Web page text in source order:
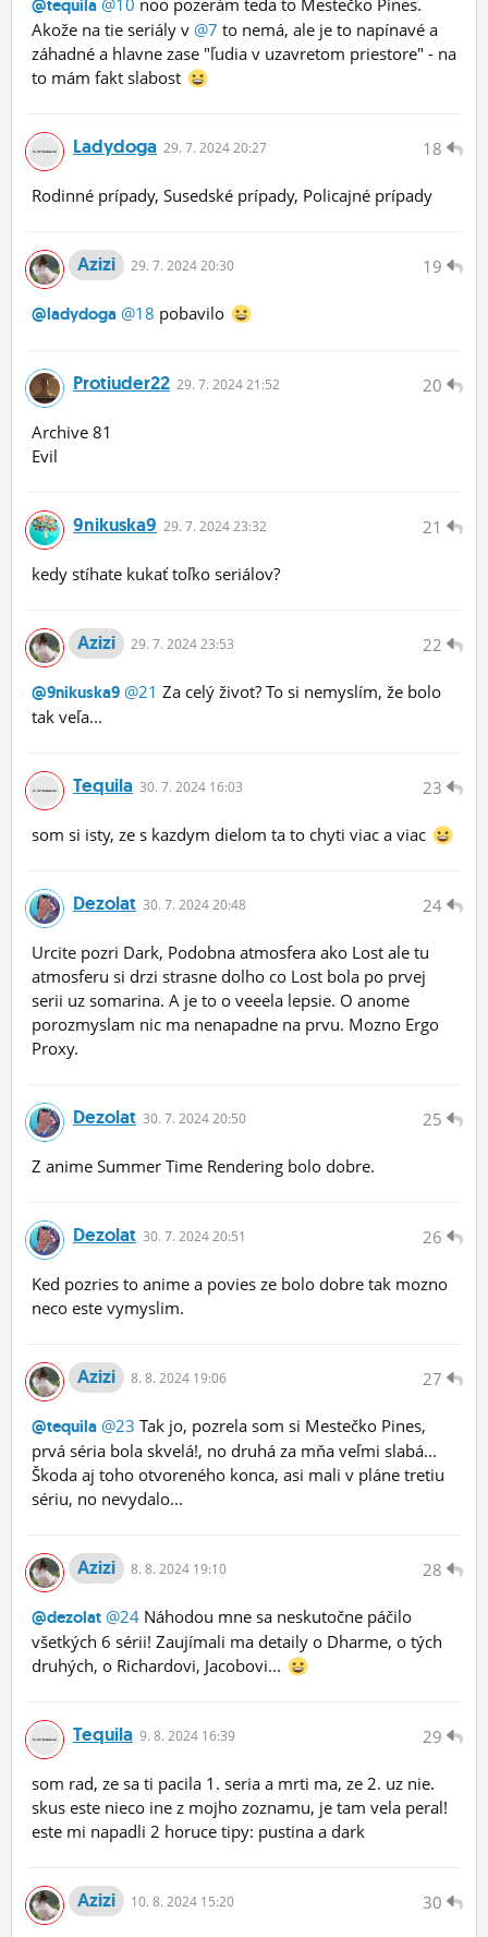
@tequila @10 noo pozerám teda to Mestečko Pines.
Akože na tie seriály v @7 to nemá, ale je to napínavé a
záhadné a hlavne zase "ľudia v uzavretom priestore" - na
to mám fakt slabost
18
Ladydoga 29. 7. 2024 20:27
Rodinné prípady, Susedské prípady, Policajné prípady
19
Azizi 29. 7. 2024 20:30
@ladydoga @18 pobavilo
20
Protiuder22 29. 7. 2024 21:52
Archive 81
Evil
21
9nikuska9 29. 7. 2024 23:32
kedy stíhate kukať toľko seriálov?
22
Azizi 29. 7. 2024 23:53
@9nikuska9 @21 Za celý život? To si nemyslím, že bolo
tak veľa...
23
Tequila 30. 7. 2024 16:03
som si isty, ze s kazdym dielom ta to chyti viac a viac
24
Dezolat 30. 7. 2024 20:48
Urcite pozri Dark, Podobna atmosfera ako Lost ale tu
atmosferu si drzi strasne dolho co Lost bola po prvej
serii uz somarina. A je to o veeela lepsie. O anome
porozmyslam nic ma nenapadne na prvu. Mozno Ergo
Proxy.
25
Dezolat 30. 7. 2024 20:50
Z anime Summer Time Rendering bolo dobre.
26
Dezolat 30. 7. 2024 20:51
Ked pozries to anime a povies ze bolo dobre tak mozno
neco este vymyslim.
27
Azizi 8. 8. 2024 19:06
@tequila @23 Tak jo, pozrela som si Mestečko Pines,
prvá séria bola skvelá!, no druhá za mňa veľmi slabá...
Škoda aj toho otvoreného konca, asi mali v pláne tretiu
sériu, no nevydalo...
28
Azizi 8. 8. 2024 19:10
@dezolat @24 Náhodou mne sa neskutočne páčilo
všetkých 6 sérii! Zaujímali ma detaily o Dharme, o tých
druhých, o Richardovi, Jacobovi...
29
Tequila 9. 8. 2024 16:39
som rad, ze sa ti pacila 1. seria a mrti ma, ze 2. uz nie.
skus este nieco ine z mojho zoznamu, je tam vela peral!
este mi napadli 2 horuce tipy: pustina a dark
30
Azizi 10. 8. 2024 15:20